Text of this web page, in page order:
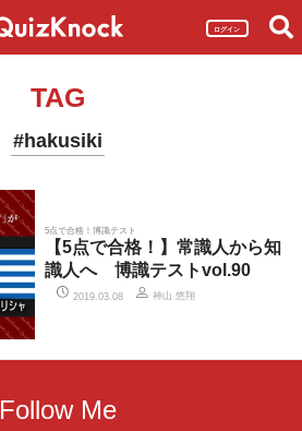
ログイン
TAG
#hakusiki
5点で合格！博識テスト
【5点で合格！】常識人から知
識人へ 博識テストvol.90
2019.03.08 神山 悠翔
Follow Me